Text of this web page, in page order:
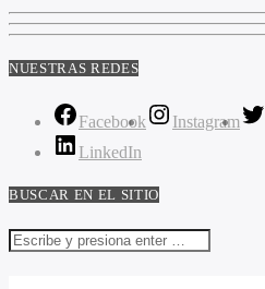
NUESTRAS REDES
Facebook Instagram
LinkedIn
BUSCAR EN EL SITIO